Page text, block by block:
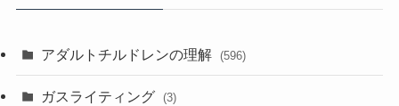
アダルトチルドレンの理解 (596)
ガスライティング (3)